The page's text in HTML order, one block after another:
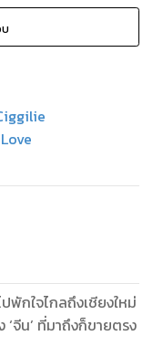
กใจไกลถึงเชียงใหม่
จีน’ ที่มาถึงก็ขายตรง